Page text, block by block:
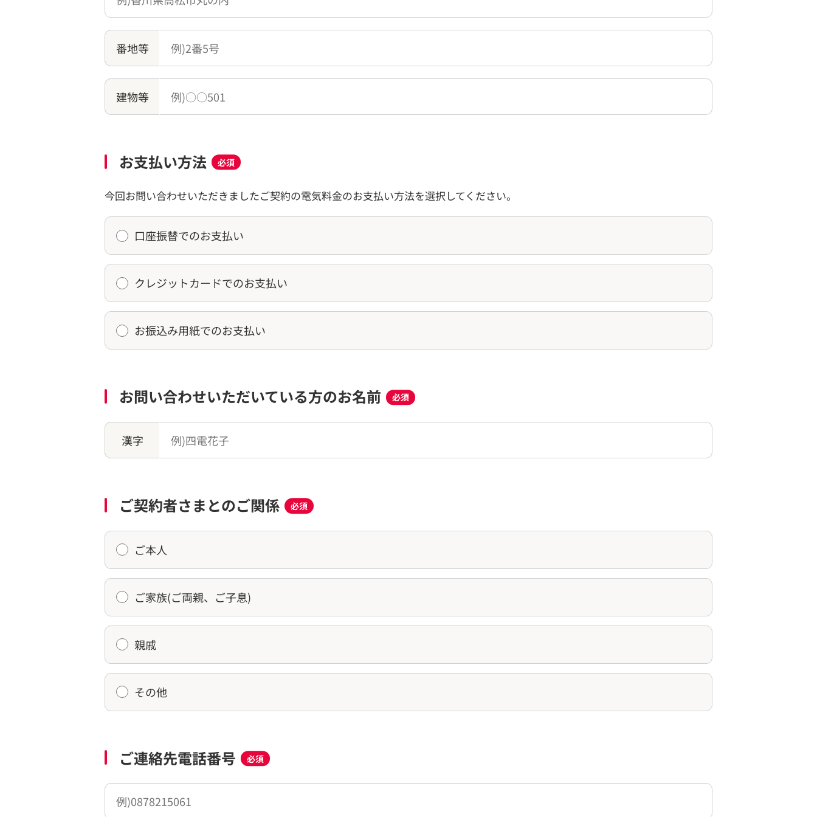
番地等
建物等
お支払い方法 必須
今回お問い合わせいただきましたご契約の電気料金のお支払い方法を選択してください。
口座振替でのお支払い
クレジットカードでのお支払い
お振込み用紙でのお支払い
お問い合わせいただいている方のお名前 必須
漢字
ご契約者さまとのご関係 必須
ご本人
ご家族(ご両親、ご子息)
親戚
その他
ご連絡先電話番号 必須